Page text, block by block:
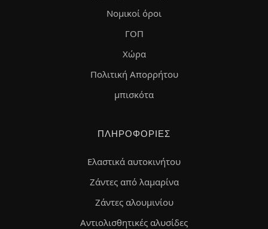
Νομικοί όροι
ΓΟΠ
Χώρα
Πολιτική Απορρήτου
μπισκότα
ΠΛΗΡΟΦΟΡΊΕΣ
Ελαστικά αυτοκινήτου
Ζάντες από λαμαρίνα
Ζάντες αλουμινίου
Αντιολισθητικές αλυσίδες